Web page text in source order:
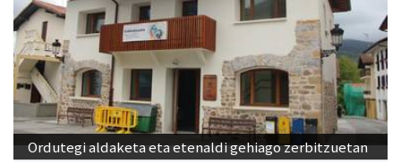
Ordutegi aldaketa eta etenaldi gehiago zerbitzuetan